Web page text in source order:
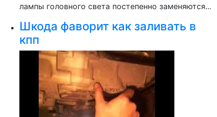
лампы головного света постепенно заменяются...
Шкода фаворит как заливать в
кпп